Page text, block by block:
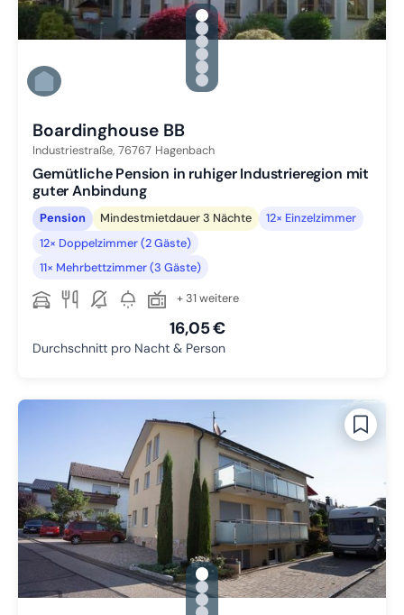
gallery.slide_selector
Zu Slide 1 wechseln
Zu Slide 2 wechseln
Zu Slide 3 wechseln
Zu Slide 4 wechseln
Zu Slide 5 wechseln
Zu Slide 6 wechseln
Boardinghouse BB
Industriestraße, 76767 Hagenbach
Gemütliche Pension in ruhiger Industrieregion mit
guter Anbindung
Pension Mindestmietdauer 3 Nächte
12× Einzelzimmer
12× Doppelzimmer (2 Gäste)
11× Mehrbettzimmer (3 Gäste)
+ 31 weitere
16,05 €
Durchschnitt pro Nacht & Person
gallery.slide_selector
Zu Slide 1 wechseln
Zu Slide 2 wechseln